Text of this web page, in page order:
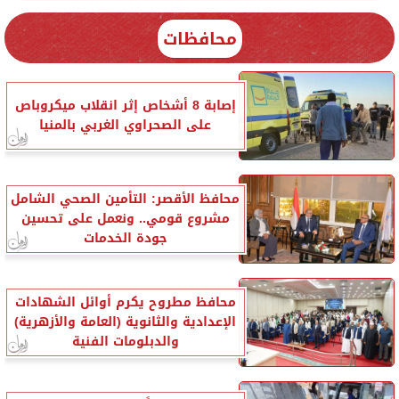
محافظات
إصابة 8 أشخاص إثر انقلاب ميكروباص
على الصحراوي الغربي بالمنيا
محافظ الأقصر: التأمين الصحي الشامل
مشروع قومي.. ونعمل على تحسين
جودة الخدمات
محافظ مطروح يكرم أوائل الشهادات
الإعدادية والثانوية (العامة والأزهرية)
والدبلومات الفنية